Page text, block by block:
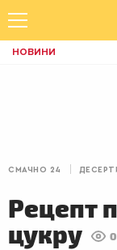
НОВИНИ
ІННОВАЦІЇ
ЗБІРНА
СМАЧНО 24
Рецепт
цукру
0